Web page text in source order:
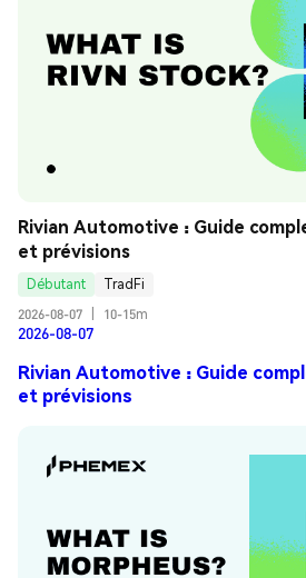
Rivian Automotive : Guide
et prévisions
Débutant
TradFi
2026-08-07
10-15m
2026-08-07
Rivian Automotive : Guide
et prévisions